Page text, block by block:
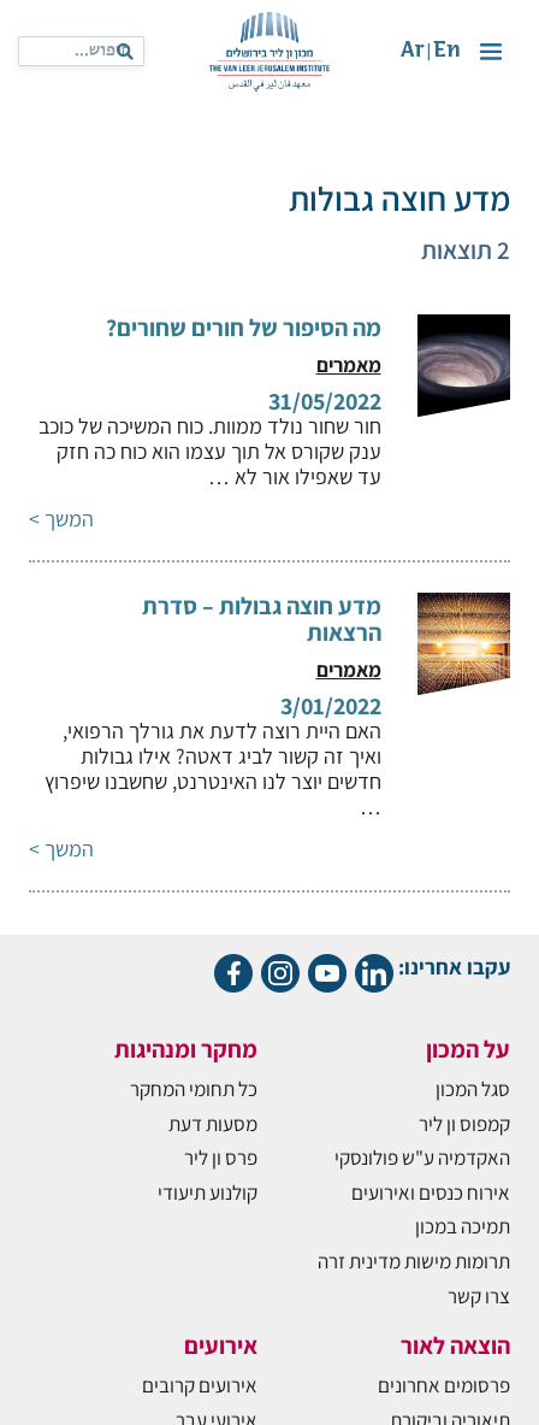
En
Ar
מדע חוצה גבולות
2 תוצאות
מה הסיפור של חורים שחורים?
מאמרים
31/05/2022
חור שחור נולד ממוות. כוח המשיכה של כוכב
ענק שקורס אל תוך עצמו הוא כוח כה חזק
עד שאפילו אור לא …
המשך >
מדע חוצה גבולות – סדרת
הרצאות
מאמרים
3/01/2022
האם היית רוצה לדעת את גורלך הרפואי,
ואיך זה קשור לביג דאטה? אילו גבולות
חדשים יוצר לנו האינטרנט, שחשבנו שיפרוץ
…
המשך >
עקבו אחרינו:
על המכון
סגל המכון
קמפוס ון ליר
האקדמיה ע"ש פולונסקי
אירוח כנסים ואירועים
תמיכה במכון
תרומות מישות מדינית זרה
צרו קשר
מחקר ומנהיגות
כל תחומי המחקר
מסעות דעת
פרס ון ליר
קולנוע תיעודי
הוצאה לאור
פרסומים אחרונים
אירועים
אירועים קרובים